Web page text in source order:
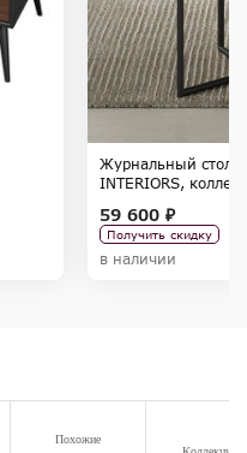
Журнальный
INTERIORS,
59 600 ₽
Получить скидку
в наличии
Похожие